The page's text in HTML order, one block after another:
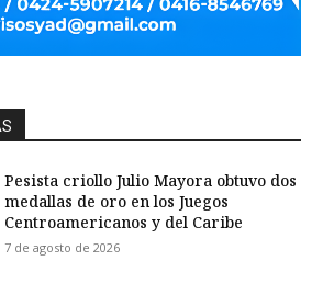
Pesista criollo Julio Mayora obtuvo dos
medallas de oro en los Juegos
Centroamericanos y del Caribe
7 de agosto de 2026